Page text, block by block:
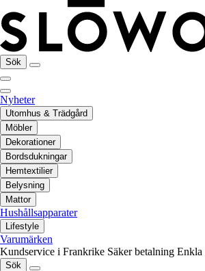
Sök
Nyheter
Utomhus & Trädgård
Möbler
Dekorationer
Bordsdukningar
Hemtextilier
Belysning
Mattor
Hushållsapparater
Lifestyle
Varumärken
Kundservice i Frankrike Säker betalning Enkla
Sök